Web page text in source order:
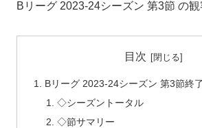
Bリーグ 2023-24シーズン 第3節 の観
目次
Bリーグ 2023-24シーズン 第3節終
◇シーズントータル
◇節サマリー